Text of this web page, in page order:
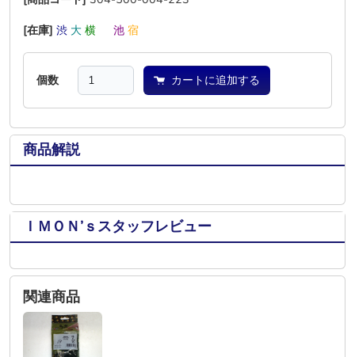
[在庫] 渋 大 横 池 宿
個数 カートに追加する
商品解説
ＩＭＯＮ’ｓスタッフレビュー
関連商品